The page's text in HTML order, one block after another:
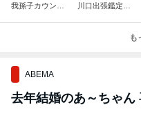
我孫子カウンセ
川口出張鑑定の
も
ABEMA
去年結婚のあ～ちゃん